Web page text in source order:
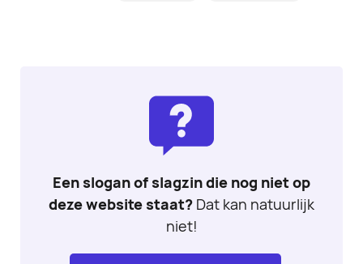
Een slogan of slagzin die nog niet op
deze website staat? Dat kan natuurlijk
niet!